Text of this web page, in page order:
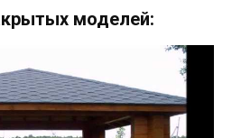
моделей: